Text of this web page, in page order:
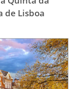
de Lisboa